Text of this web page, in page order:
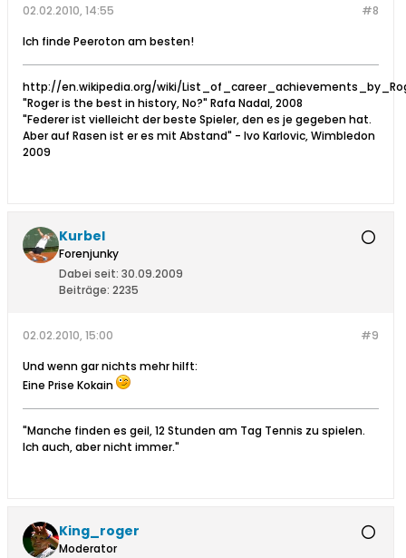
#8
02.02.2010, 14:55
Ich finde Peeroton am besten!
http://en.wikipedia.org/wiki/
"Roger is the best in history, No?" Rafa Nadal, 2008
"Federer ist vielleicht der beste Spieler, den es je gegeben hat.
Aber auf Rasen ist er es mit Abstand" - Ivo Karlovic, Wimbledon
2009
Kurbel
Forenjunky
Dabei seit: 30.09.2009
Beiträge: 2235
#9
02.02.2010, 15:00
Und wenn gar nichts mehr hilft:
Eine Prise Kokain
"Manche finden es geil, 12 Stunden am Tag Tennis zu spielen.
Ich auch, aber nicht immer."
King_roger
Moderator